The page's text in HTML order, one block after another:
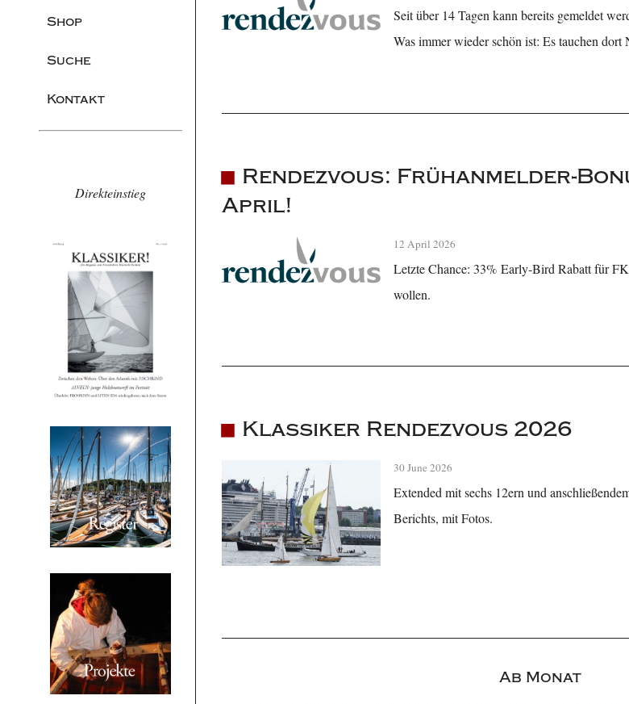
Shop
Suche
Kontakt
Direkteinstieg
Seit über 14 Tagen kann bereits gemeldet
Was immer wieder schön ist: Es tauchen
Rendezvous: Frühanmelder-
April!
12 April 2026
Letzte Chance: 33% Early-Bird Rabatt für
wollen.
Klassiker Rendezvous 2026
30 June 2026
Extended mit sechs 12ern und
Berichts, mit Fotos.
Ab Monat